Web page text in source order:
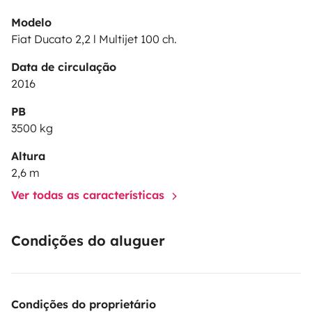
Modelo
Fiat Ducato 2,2 l Multijet 100 ch.
Data de circulação
2016
PB
3500 kg
Altura
2,6 m
Ver todas as características
Condições do aluguer
Condições do proprietário